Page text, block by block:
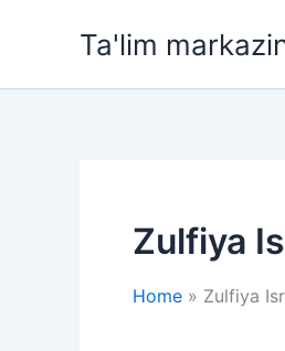
Ta'lim
Zulfiya
Home Zulfiya